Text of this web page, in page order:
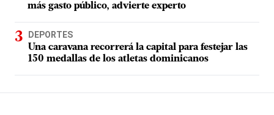
más gasto público, advierte experto
DEPORTES
Una caravana recorrerá la capital para festejar las
150 medallas de los atletas dominicanos